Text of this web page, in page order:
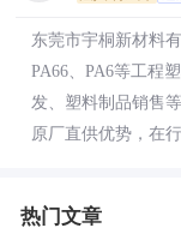
东莞市宇桐新材料
PA66、PA6等工程
发、塑料制品销售
原厂直供优势，在
热门文章